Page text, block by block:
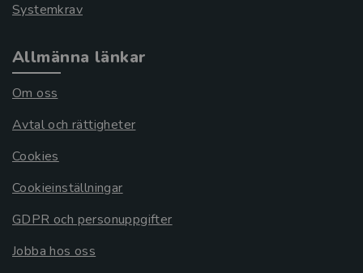
Systemkrav
Allmänna länkar
Om oss
Avtal och rättigheter
Cookies
Cookieinställningar
GDPR och personuppgifter
Jobba hos oss